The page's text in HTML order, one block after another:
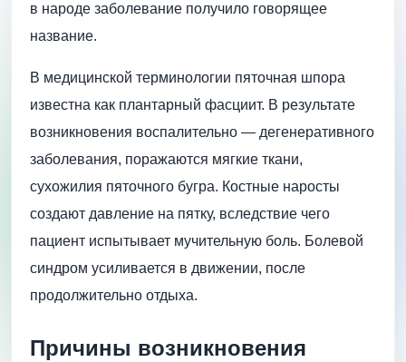
в народе заболевание получило говорящее
название.
В медицинской терминологии пяточная шпора
известна как плантарный фасциит. В результате
возникновения воспалительно — дегенеративного
заболевания, поражаются мягкие ткани,
сухожилия пяточного бугра. Костные наросты
создают давление на пятку, вследствие чего
пациент испытывает мучительную боль. Болевой
синдром усиливается в движении, после
продолжительно отдыха.
Причины возникновения